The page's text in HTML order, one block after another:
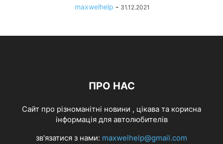
maxwelhelp - 31.12.2021
ПРО НАС
Cайт про різноманітні новини , цікава та корисна
інформація для автолюбителів
зв'язатися з нами: maxwelhelp@gmail.com